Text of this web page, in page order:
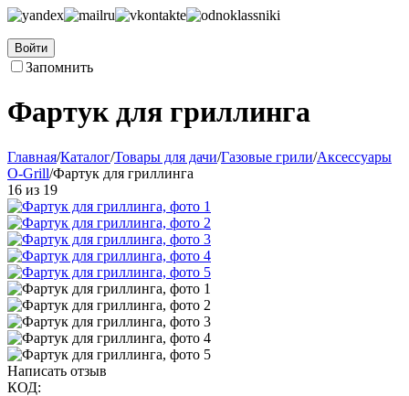
Войти
Запомнить
Фартук для гриллинга
Главная/Каталог/Товары для дачи/Газовые грили/Аксессуары
O-Grill/Фартук для гриллинга
16 из 19
Написать отзыв
КОД: